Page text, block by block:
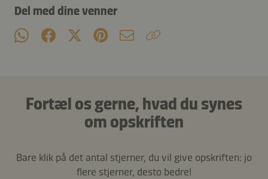
Del med dine venner
Fortæl os gerne, hvad du synes
om opskriften
Bare klik på det antal stjerner, du vil give opskriften: jo
flere stjerner, desto bedre!